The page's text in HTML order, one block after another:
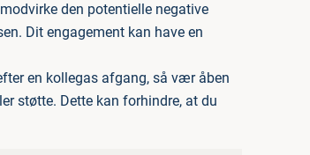
den potentielle negative
Dit engagement kan have en
en kollegas afgang, så vær åben
støtte. Dette kan forhindre, at du